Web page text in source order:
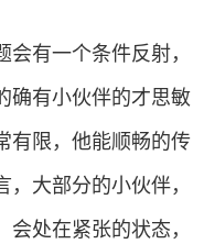
有一个条件反射，
确有小伙伴的才思敏
有限，他能顺畅的传
大部分的小伙伴，
处在紧张的状态，